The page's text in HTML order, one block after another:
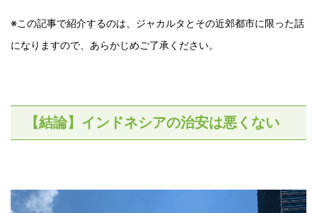
※この記事で紹介するのは、ジャカルタとその近郊都市に限った話
になりますので、あらかじめご了承ください。
【結論】インドネシアの治安は悪くない